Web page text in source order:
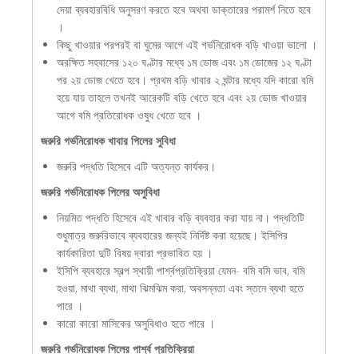
দেয়া ব্যবহারবিধি অনুসরণ করতে হবে অথবা ডাক্তারের পরামর্শ নিতে হবে
।
কিছু খাওয়ার পরপরই বা ঘুমের আগে এই গর্ভনিরোধক বড়ি খাওয়া ভালো ।
অরক্ষিত সহবাসের ১২০ ঘণ্টার মধ্যে ১ম ডোজ এবং ১ম ডোজের ১২ ঘণ্টা
পর ২য় ডোজ খেতে হবে। প্রথম বড়ি খাবার ২ ঘন্টার মধ্যে যদি কারো বমি
হয়ে যায় তাহলে তখনই আরেকটি বড়ি খেতে হবে এবং ২য় ডোজ খাওয়ার
আগে বমি প্রতিরোধক ওষুধ খেতে হবে ।
জরুরি গর্ভনিরোধক খাবার পিলের সুবিধা
জরুরি পদ্ধতি হিসেবে এটি অত্যন্ত কার্যকর।
জরুরি গর্ভনিরোধক পিলের অসুবিধা
নিয়মিত পদ্ধতি হিসেবে এই খাবার বড়ি ব্যবহার করা যায় না। পদ্ধতিটি
শুধুমাত্র জরুরিভাবে ব্যবহারের জন্যই নির্দিষ্ট করা হয়েছে। ইসিপির
কার্যকারিতা দুটি বিষয় দ্বারা প্রভাবিত হয় ।
ইসিপি ব্যবহারে স্বল্প স্থায়ী পার্শ্বপ্রতিক্রিয়া যেমন- বমি বমি ভাব, বমি
হওয়া, মাথা ব্যথা, মাথা ঝিমঝিম করা, অবসন্নতা এবং স্তনে ব্যথা হতে
পারে ।
কারো কারো মাসিকের অসুবিধাও হতে পারে ।
জরুরি গর্ভনিরোধক পিলের পার্শ্ব প্রতিক্রিয়া